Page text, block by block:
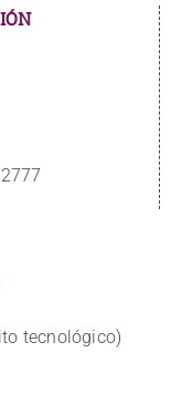
tecnológico)